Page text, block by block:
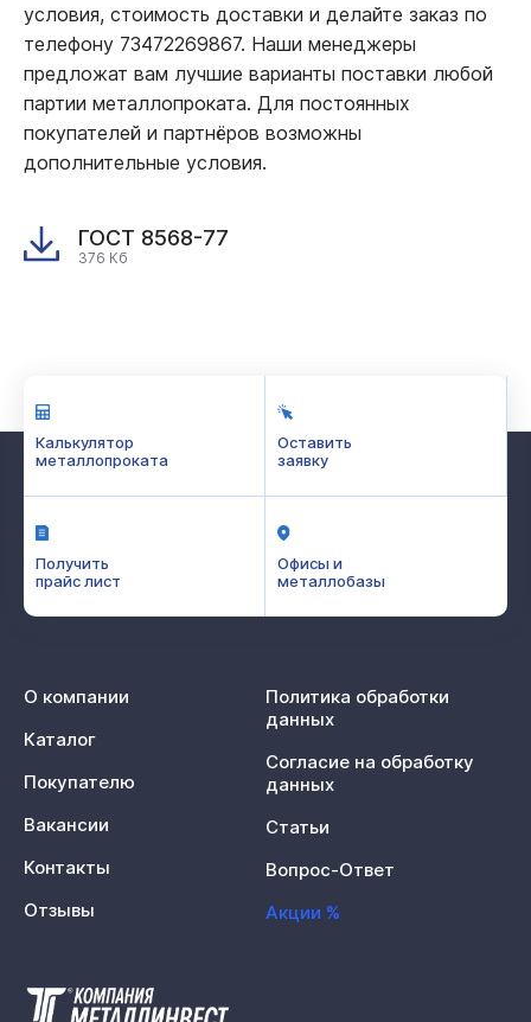
условия, стоимость доставки и делайте заказ по
телефону 73472269867. Наши менеджеры
предложат вам лучшие варианты поставки любой
партии металлопроката. Для постоянных
покупателей и партнёров возможны
дополнительные условия.
ГОСТ 8568-77
376 Кб
Калькулятор
металлопроката
Оставить
заявку
Получить
прайс лист
Офисы и
металлобазы
О компании
Каталог
Покупателю
Вакансии
Контакты
Отзывы
Политика обработки
данных
Согласие на обработку
данных
Статьи
Вопрос-Ответ
Акции %